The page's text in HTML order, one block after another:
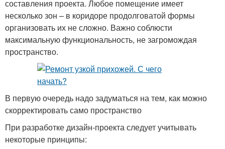
составления проекта. Любое помещение имеет
несколько зон – в коридоре продолговатой формы
организовать их не сложно. Важно соблюсти
максимальную функциональность, не загромождая
пространство.
В первую очередь надо задуматься на тем, как можно
скорректировать само пространство
При разработке дизайн-проекта следует учитывать
некоторые принципы: